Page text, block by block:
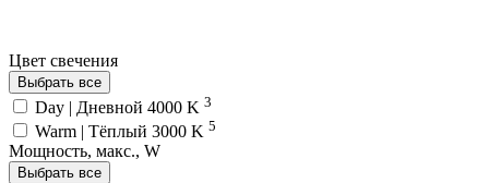
Цвет свечения
Выбрать все
Day | Дневной 4000 K 3
Warm | Тёплый 3000 K 5
Мощность, макс., W
Выбрать все